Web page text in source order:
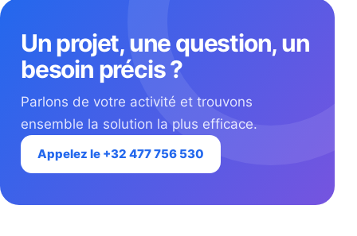
Un projet, une question, un
besoin précis ?
Parlons de votre activité et trouvons
ensemble la solution la plus efficace.
Appelez le +32 477 756 530